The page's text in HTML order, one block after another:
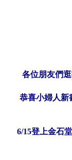
各位朋友們
恭喜小婦人新
6/15登上金石